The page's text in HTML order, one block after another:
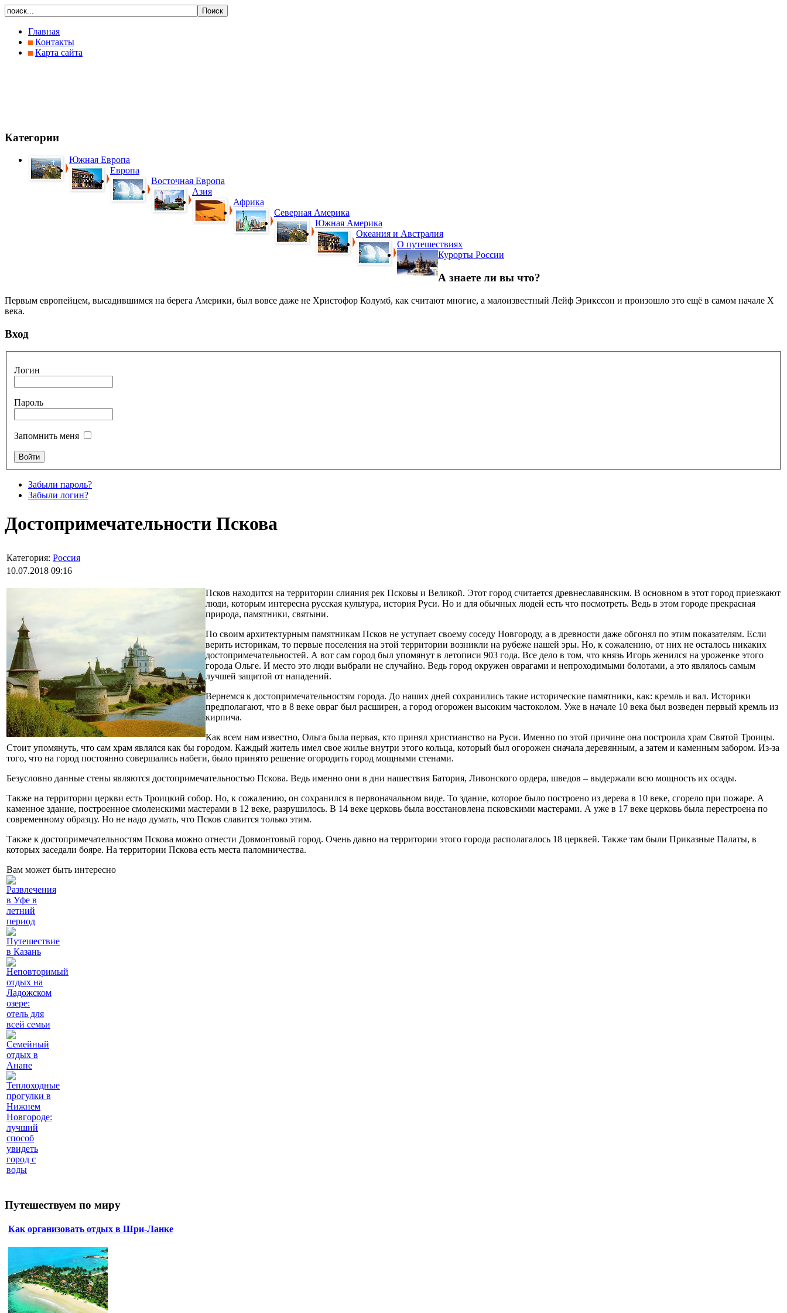
Главная
Контакты
Карта сайта
Категории
Южная Европа
Европа
Восточная Европа
Азия
Африка
Северная Америка
Южная Америка
Океания и Австралия
О путешествиях
Курорты России
А знаете ли вы что?
Первым европейцем, высадившимся на берега Америки, был вовсе даже не Христофор Колумб, как считают многие, а малоизвестный Лейф Эрикссон и произошло это ещё в самом начале Х
века.
Вход
Логин
Пароль
Запомнить меня
Забыли пароль?
Забыли логин?
Достопримечательности Пскова
Категория: Россия
10.07.2018 09:16
Псков находится на территории слияния рек Псковы и Великой. Этот город считается древнеславянским. В основном в этот город приезжают
люди, которым интересна русская культура, история Руси. Но и для обычных людей есть что посмотреть. Ведь в этом городе прекрасная
природа, памятники, святыни.
По своим архитектурным памятникам Псков не уступает своему соседу Новгороду, а в древности даже обгонял по этим показателям. Если
верить историкам, то первые поселения на этой территории возникли на рубеже нашей эры. Но, к сожалению, от них не осталось никаких
достопримечательностей. А вот сам город был упомянут в летописи 903 года. Все дело в том, что князь Игорь женился на уроженке этого
города Ольге. И место это люди выбрали не случайно. Ведь город окружен оврагами и непроходимыми болотами, а это являлось самым
лучшей защитой от нападений.
Вернемся к достопримечательностям города. До наших дней сохранились такие исторические памятники, как: кремль и вал. Историки
предполагают, что в 8 веке овраг был расширен, а город огорожен высоким частоколом. Уже в начале 10 века был возведен первый кремль из
кирпича.
Как всем нам известно, Ольга была первая, кто принял христианство на Руси. Именно по этой причине она построила храм Святой Троицы.
Стоит упомянуть, что сам храм являлся как бы городом. Каждый житель имел свое жилье внутри этого кольца, который был огорожен сначала деревянным, а затем и каменным забором. Из-за
того, что на город постоянно совершались набеги, было принято решение огородить город мощными стенами.
Безусловно данные стены являются достопримечательностью Пскова. Ведь именно они в дни нашествия Батория, Ливонского ордера, шведов – выдержали всю мощность их осады.
Также на территории церкви есть Троицкий собор. Но, к сожалению, он сохранился в первоначальном виде. То здание, которое было построено из дерева в 10 веке, сгорело при пожаре. А
каменное здание, построенное смоленскими мастерами в 12 веке, разрушилось. В 14 веке церковь была восстановлена псковскими мастерами. А уже в 17 веке церковь была перестроена по
современному образцу. Но не надо думать, что Псков славится только этим.
Также к достопримечательностям Пскова можно отнести Довмонтовый город. Очень давно на территории этого города располагалось 18 церквей. Также там были Приказные Палаты, в
которых заседали бояре. На территории Пскова есть места паломничества.
Вам может быть интересно
Развлечения
в Уфе в
летний
период
Путешествие
в Казань
Неповторимый
отдых на
Ладожском
озере:
отель для
всей семьи
Семейный
отдых в
Анапе
Теплоходные
прогулки в
Нижнем
Новгороде:
лучший
способ
увидеть
город с
воды
Путешествуем по миру
Как организовать отдых в Шри-Ланке